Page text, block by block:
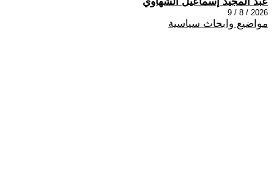
2026 / 8 / 9
مواضيع وابحاث سياسية